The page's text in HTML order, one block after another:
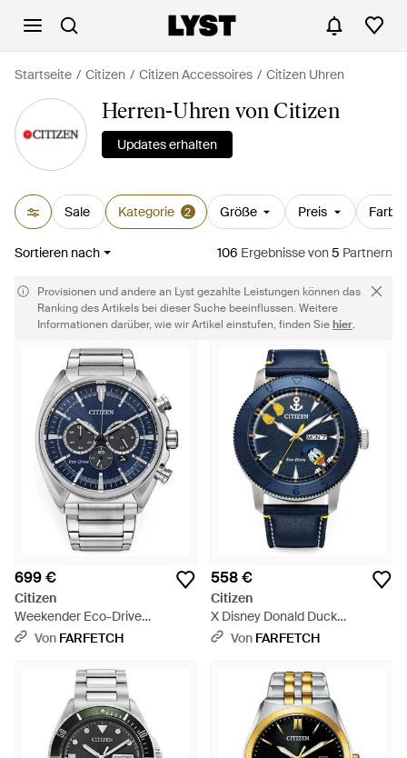
Startseite Citizen Citizen Accessoires Citizen Uhren
Herren-Uhren von Citizen
Updates erhalten
Sale Kategorie 2 Größe Preis Farbe
Sortieren nach 106 Ergebnissevon5 Partnern
Provisionen und andere an Lyst gezahlte Leistungen können das
Ranking des Artikels bei dieser Suche beeinflussen. Weitere
Informationen darüber, wie wir Artikel einstufen, finden Siehier.
699 €
Citizen
Weekender Eco-Drive
Armbanduhr 44Mm - Grau
Von FARFETCH
558 €
Citizen
X Disney Donald Duck
Armbanduhr 44Mm - Blau
Von FARFETCH